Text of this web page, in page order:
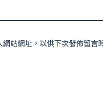
站網址，以供下次發佈留言